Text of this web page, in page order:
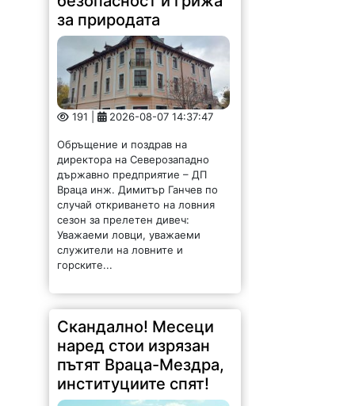
за природата
191 | 2026-08-07 14:37:47
Обръщение и поздрав на
директора на Северозападно
държавно предприятие – ДП
Враца инж. Димитър Ганчев по
случай откриването на ловния
сезон за прелетен дивеч:
Уважаеми ловци, уважаеми
служители на ловните и
горските...
Скандално! Месеци
наред стои изрязан
пътят Враца-Мездра,
институциите спят!